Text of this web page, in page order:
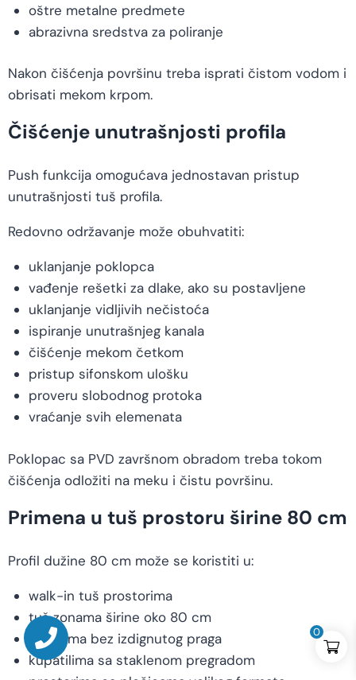
0
oštre metalne predmete
abrazivna sredstva za poliranje
Nakon čišćenja površinu treba isprati čistom vodom i
obrisati mekom krpom.
Čišćenje unutrašnjosti profila
Push funkcija omogućava jednostavan pristup
unutrašnjosti tuš profila.
Redovno održavanje može obuhvatiti:
uklanjanje poklopca
vađenje rešetki za dlake, ako su postavljene
uklanjanje vidljivih nečistoća
ispiranje unutrašnjeg kanala
čišćenje mekom četkom
pristup sifonskom ulošku
proveru slobodnog protoka
vraćanje svih elemenata
Poklopac sa PVD završnom obradom treba tokom
čišćenja odložiti na meku i čistu površinu.
Primena u tuš prostoru širine 80 cm
Profil dužine 80 cm može se koristiti u:
walk-in tuš prostorima
tuš zonama širine oko 80 cm
tuševima bez izdignutog praga
kupatilima sa staklenom pregradom